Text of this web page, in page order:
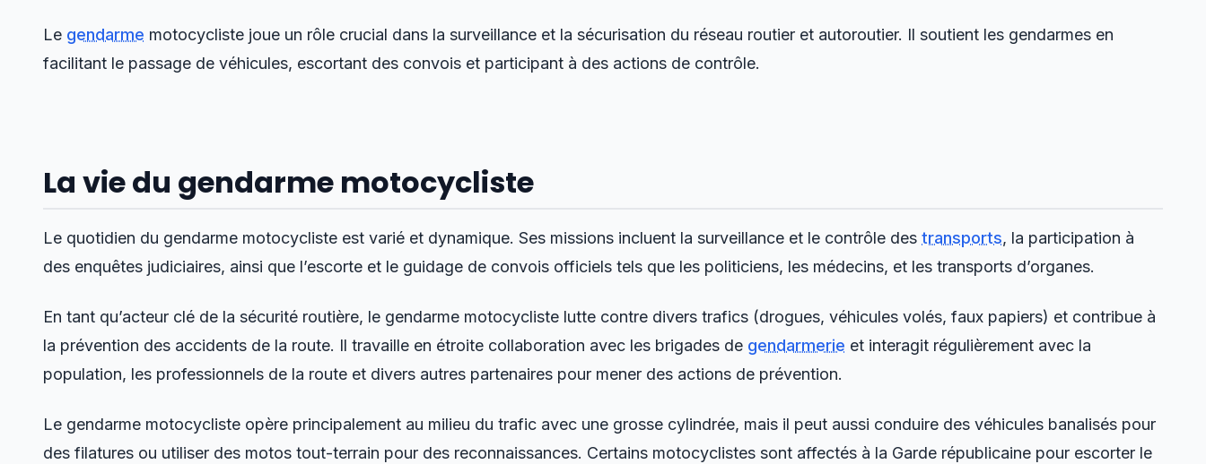
Le gendarme motocycliste joue un rôle crucial dans la surveillance et la sécurisation du réseau routier et autoroutier. Il soutient les gendarmes en
facilitant le passage de véhicules, escortant des convois et participant à des actions de contrôle.
La vie du gendarme motocycliste
Le quotidien du gendarme motocycliste est varié et dynamique. Ses missions incluent la surveillance et le contrôle des transports, la participation à
des enquêtes judiciaires, ainsi que l’escorte et le guidage de convois officiels tels que les politiciens, les médecins, et les transports d’organes.
En tant qu’acteur clé de la sécurité routière, le gendarme motocycliste lutte contre divers trafics (drogues, véhicules volés, faux papiers) et contribue à
la prévention des accidents de la route. Il travaille en étroite collaboration avec les brigades de gendarmerie et interagit régulièrement avec la
population, les professionnels de la route et divers autres partenaires pour mener des actions de prévention.
Le gendarme motocycliste opère principalement au milieu du trafic avec une grosse cylindrée, mais il peut aussi conduire des véhicules banalisés pour
des filatures ou utiliser des motos tout-terrain pour des reconnaissances. Certains motocyclistes sont affectés à la Garde républicaine pour escorter le